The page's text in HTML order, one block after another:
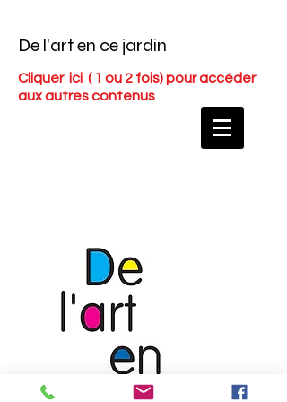
De l'art en ce jardin
Cliquer ici ( 1 ou 2 fois) pour accéder
aux autres contenus